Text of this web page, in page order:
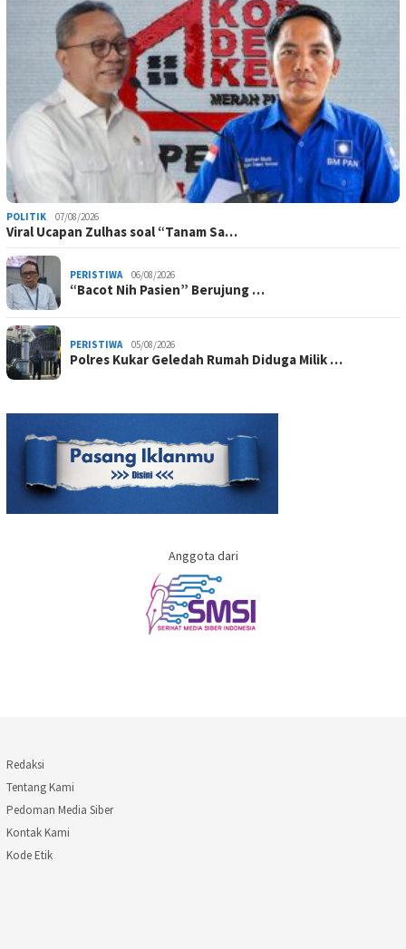
POLITIK 07/08/2026
Viral Ucapan Zulhas soal “Tanam Sa…
PERISTIWA 06/08/2026
“Bacot Nih Pasien” Berujung …
PERISTIWA 05/08/2026
Polres Kukar Geledah Rumah Diduga Milik …
Anggota dari
Redaksi
Tentang Kami
Pedoman Media Siber
Kontak Kami
Kode Etik